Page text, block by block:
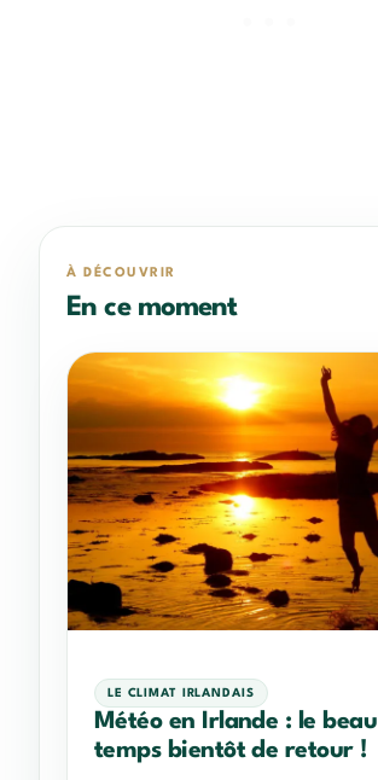
À DÉCOUVRIR
En ce moment
LE CLIMAT IRLANDAIS
Météo en Irlande : le beau
temps bientôt de retour !